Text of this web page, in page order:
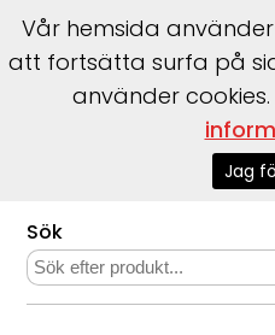
Stug- &
Energi: Vikbar Solpanel
Sök
Vår hemsida
att fortsätta surfa på
använder cookies.
Jag